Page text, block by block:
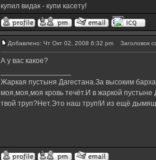
купил видак - купи касету!
Добавлено: Чт Окт 02, 2008 6:32 pm Заголовок
А у вас какое?
Жаркая пустыня Дагестана.За высоким
моя,моя,моя кровь течёт.И в жаркой
твой труп?Нет.Это наш труп!И из ещё